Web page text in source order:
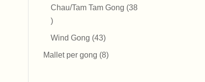
prodotto
Chau/Tam Tam Gong 38
38
prodotti
Wind Gong 4343
prodotti
Mallet per gong 88